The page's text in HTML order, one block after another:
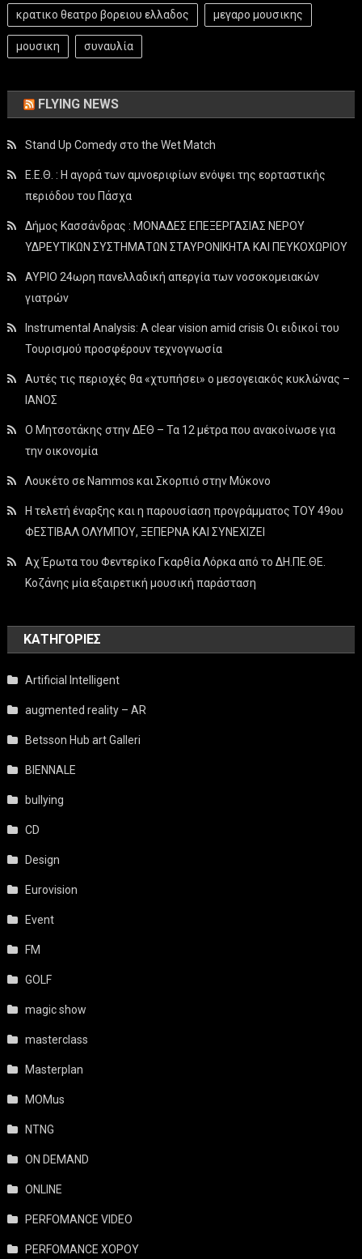
κρατικο θεατρο βορειου ελλαδος μεγαρο μουσικης
μουσικη συναυλία
FLYING NEWS
Stand Up Comedy στο the Wet Match
Ε.Ε.Θ. : Η αγορά των αμνοεριφίων ενόψει της εορταστικής
περιόδου του Πάσχα
Δήμος Κασσάνδρας : ΜΟΝΑΔΕΣ ΕΠΕΞΕΡΓΑΣΙΑΣ ΝΕΡΟΥ
ΥΔΡΕΥΤΙΚΩΝ ΣΥΣΤΗΜΑΤΩΝ ΣΤΑΥΡΟΝΙΚΗΤΑ ΚΑΙ ΠΕΥΚΟΧΩΡΙΟΥ
ΑΥΡΙΟ 24ωρη πανελλαδική απεργία των νοσοκομειακών
γιατρών
Instrumental Analysis: A clear vision amid crisis Οι ειδικοί του
Τουρισμού προσφέρουν τεχνογνωσία
Αυτές τις περιοχές θα «χτυπήσει» ο μεσογειακός κυκλώνας –
ΙΑΝΟΣ
Ο Μητσοτάκης στην ΔΕΘ – Τα 12 μέτρα που ανακοίνωσε για
την οικονομία
Λουκέτο σε Nammos και Σκορπιό στην Μύκονο
Η τελετή έναρξης και η παρουσίαση προγράμματος ΤΟΥ 49ου
ΦΕΣΤΙΒΑΛ ΟΛΥΜΠΟΥ, ΞΕΠΕΡΝΑ ΚΑΙ ΣΥΝΕΧΙΖΕΙ
Αχ Έρωτα του Φεντερίκο Γκαρθία Λόρκα από το ΔΗ.ΠΕ.ΘΕ.
Κοζάνης μία εξαιρετική μουσική παράσταση
KΑΤΗΓΟΡΊΕΣ
Artificial Intelligent
augmented reality – AR
Betsson Hub art Galleri
BIENNALE
bullying
CD
Design
Eurovision
Event
FM
GOLF
magic show
masterclass
Masterplan
MOMus
NTNG
ON DEMAND
ONLINE
PERFOMANCE VIDEO
PERFOMANCE ΧΟΡΟΥ